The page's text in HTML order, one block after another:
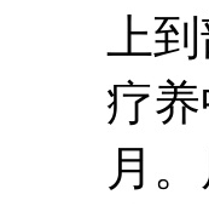
上
疗
月